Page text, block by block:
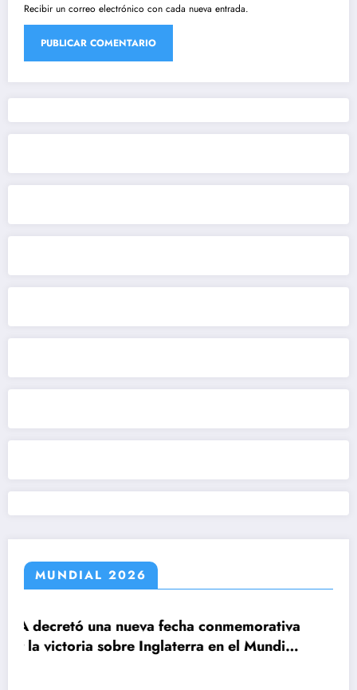
Recibir un correo electrónico con cada nueva entrada.
MUNDIAL 2026
conmemorativa
en el Mundial